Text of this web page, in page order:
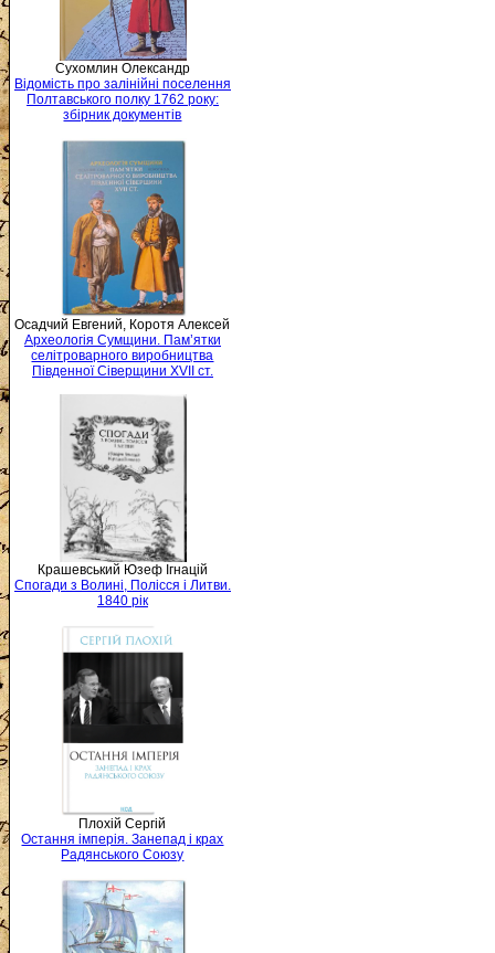
Сухомлин Олександр
Відомість про залінійні поселення
Полтавського полку 1762 року:
збірник документів
Осадчий Евгений, Коротя Алексей
Археологія Сумщини. Пам’ятки
селітроварного виробництва
Південної Сіверщини XVII ст.
Крашевський Юзеф Ігнацій
Спогади з Волині, Полісся і Литви.
1840 рік
Плохій Сергій
Остання імперія. Занепад і крах
Радянського Союзу